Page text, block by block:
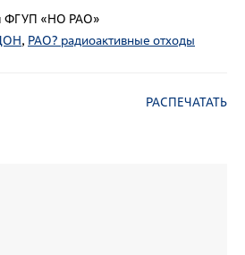
ФГУП «НО РАО»
, РАО? радиоактивные отходы
РАСПЕЧАТАТЬ